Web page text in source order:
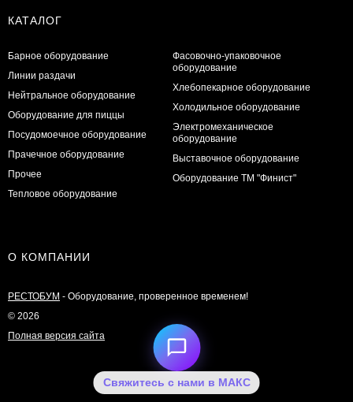
КАТАЛОГ
Барное оборудование
Линии раздачи
Нейтральное оборудование
Оборудование для пиццы
Посудомоечное оборудование
Прачечное оборудование
Прочее
Тепловое оборудование
Фасовочно-упаковочное
оборудование
Хлебопекарное оборудование
Холодильное оборудование
Электромеханическое
оборудование
Выставочное оборудование
Оборудование ТМ "Финист"
О КОМПАНИИ
РЕСТОБУМ - Оборудование, проверенное временем!
© 2026
Полная версия сайта
Свяжитесь с нами в МАКС